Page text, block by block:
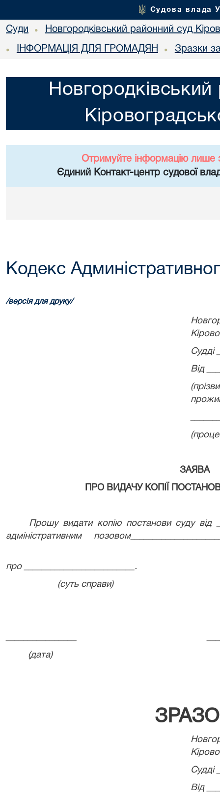
Судова влада
Суди • Новгородківський районний суд
• ІНФОРМАЦІЯ ДЛЯ ГРОМАДЯН • Зразки
Отримуйте інформацію лише
Єдиний Контакт-центр судової
Кодекс
/версія для друку/
Судді
Від
ЗАЯВА
ПРО ВИДАЧУ КОПІЇ
Прошу видати копію постанови суду від
адміністративним
про _________________________.
(суть справи)
(дата)
Судді
Від